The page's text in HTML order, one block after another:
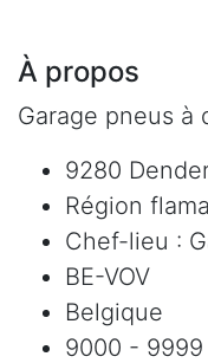
À propos
Garage pneus à
9280
Région
Chef-lieu :
BE-VOV
Belgique
9000 - 9999